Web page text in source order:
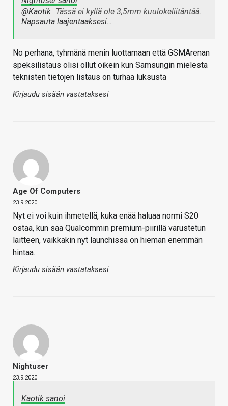
@Kaotik Tässä ei kyllä ole 3,5mm kuulokeliitäntää.
Napsauta laajentaaksesi…
No perhana, tyhmänä menin luottamaan että GSMArenan
speksilistaus olisi ollut oikein kun Samsungin mielestä
teknisten tietojen listaus on turhaa luksusta
Kirjaudu sisään vastataksesi
Age Of Computers
23.9.2020
Nyt ei voi kuin ihmetellä, kuka enää haluaa normi S20
ostaa, kun saa Qualcommin premium-piirillä varustetun
laitteen, vaikkakin nyt launchissa on hieman enemmän
hintaa.
Kirjaudu sisään vastataksesi
Nightuser
23.9.2020
Kaotik sanoi